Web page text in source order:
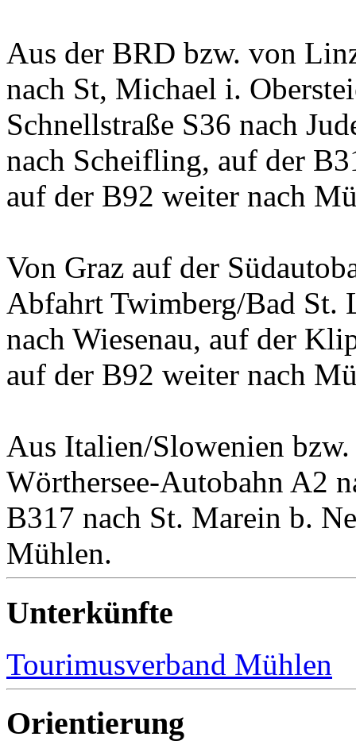
Aus der BRD bzw. von
nach St, Michael i.
Schnellstraße S36 nach
nach Scheifling, auf der
auf der B92 weiter nach
Von Graz auf der
Abfahrt Twimberg/Bad St.
nach Wiesenau, auf der
auf der B92 weiter nach
Aus Italien/Slowenien
Wörthersee-Autobahn A2
B317 nach St. Marein b.
Mühlen.
Unterkünfte
Tourimusverband Mühlen
Orientierung